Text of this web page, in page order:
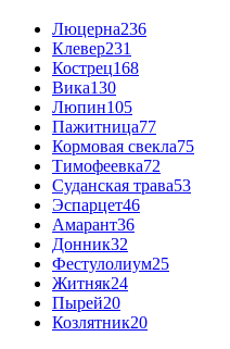
Люцерна236
Клевер231
Кострец168
Вика130
Люпин105
Пажитница77
Кормовая свекла75
Тимофеевка72
Суданская трава53
Эспарцет46
Амарант36
Донник32
Фестулолиум25
Житняк24
Пырей20
Козлятник20